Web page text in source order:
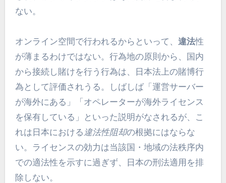
ない。
オンライン空間で行われるからといって、 違法性
が薄まるわけではない。行為地の原則から、国内
から接続し賭けを行う行為は、日本法上の賭博行
為として評価されうる。しばしば「運営サーバー
が海外にある」「オペレーターが海外ライセンス
を保有している」といった説明がなされるが、こ
れは日本における 違法性阻却の根拠にはならな
い。ライセンスの効力は当該国・地域の法秩序内
での適法性を示すに過ぎず、日本の刑法適用を排
除しない。